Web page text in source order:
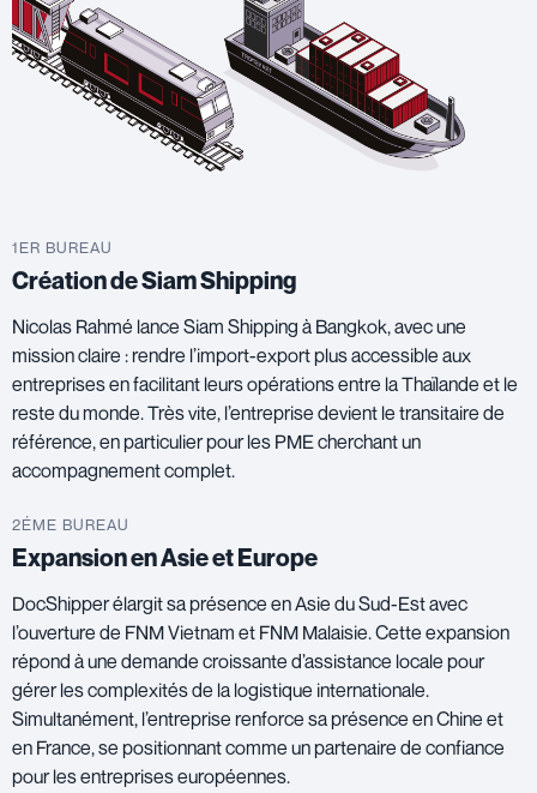
1ER BUREAU
Création de Siam Shipping
Nicolas Rahmé lance Siam Shipping à Bangkok, avec une
mission claire : rendre l’import-export plus accessible aux
entreprises en facilitant leurs opérations entre la Thaïlande et le
reste du monde. Très vite, l’entreprise devient le transitaire de
référence, en particulier pour les PME cherchant un
accompagnement complet.
2ÉME BUREAU
Expansion en Asie et Europe
DocShipper élargit sa présence en Asie du Sud-Est avec
l’ouverture de FNM Vietnam et FNM Malaisie. Cette expansion
répond à une demande croissante d’assistance locale pour
gérer les complexités de la logistique internationale.
Simultanément, l’entreprise renforce sa présence en Chine et
en France, se positionnant comme un partenaire de confiance
pour les entreprises européennes.